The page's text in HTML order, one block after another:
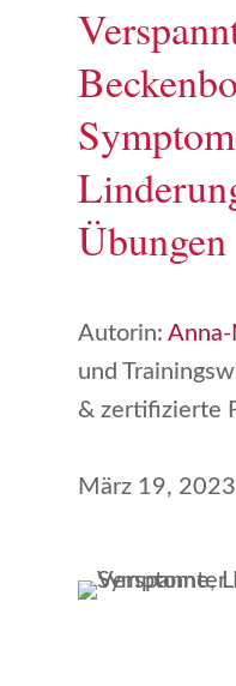
Übungen
Autorin: Anna-
und
& zertifizierte
März 19, 2023